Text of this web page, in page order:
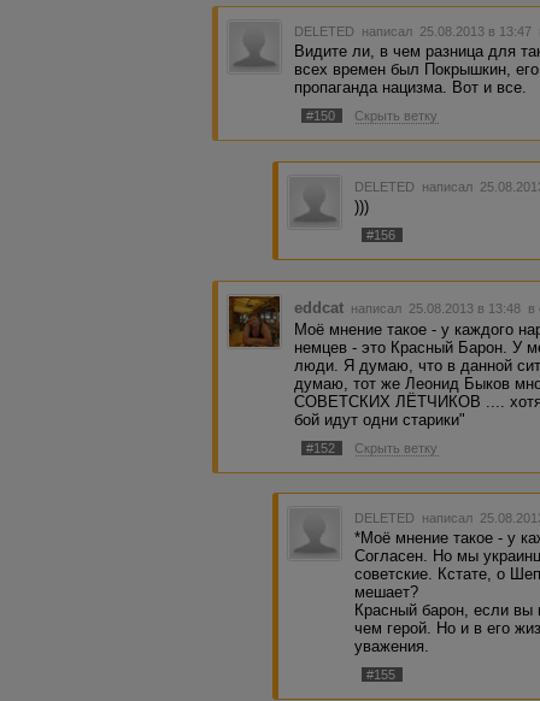
DELETED написал 25.08.2013 в 13:47
Видите ли, в чем разница для
всех времен был Покрышкин,
пропаганда нацизма. Вот и все.
#150 Скрыть ветку
DELETED написал
)))
#156
eddcat написал 25.08.2013 в 13:48 в
Моё мнение такое - у каждого
немцев - это Красный Барон. У
люди. Я думаю, что в данной
думаю, тот же Леонид Быков
СОВЕТСКИХ ЛЁТЧИКОВ .... хотя
бой идут одни старики"
#152 Скрыть ветку
DELETED написал
*Моё мнение такое - у
Согласен. Но мы
советские. Кстате, о
мешает?
Красный барон, если
чем герой. Но и в его
уважения.
#155